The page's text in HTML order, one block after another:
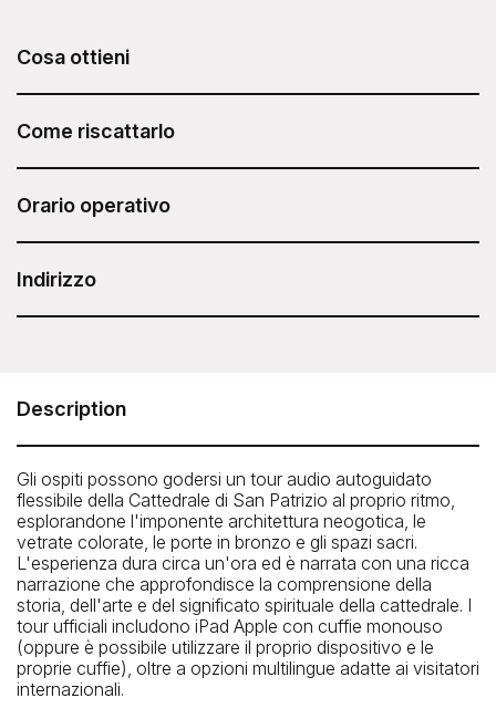
Cosa ottieni
incluso nel tuo Sesame Attraction Pass.
Come riscattarlo
tuo account per prenotare il biglietto.
Dettagli per il check-in: effettua il check-in all'arrivo e
banco escursioni. Il banco escursioni si trova all'interno
Orario operativo
Indirizzo
5th Ave between 50th/51st Streets,
New York, NY 10022
Telefono: 212.753.2261
Description
Gli ospiti possono godersi un tour audio autoguidato
flessibile della Cattedrale di San Patrizio al proprio ritmo,
esplorandone l'imponente architettura neogotica, le
vetrate colorate, le porte in bronzo e gli spazi sacri.
L'esperienza dura circa un'ora ed è narrata con una ricca
narrazione che approfondisce la comprensione della
storia, dell'arte e del significato spirituale della cattedrale. I
tour ufficiali includono iPad Apple con cuffie monouso
(oppure è possibile utilizzare il proprio dispositivo e le
proprie cuffie), oltre a opzioni multilingue adatte ai visitatori
internazionali.